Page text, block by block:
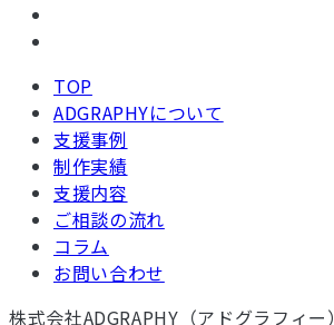
TOP
ADGRAPHYについて
支援事例
制作実績
支援内容
ご相談の流れ
コラム
お問い合わせ
株式会社ADGRAPHY（アドグラフィー）